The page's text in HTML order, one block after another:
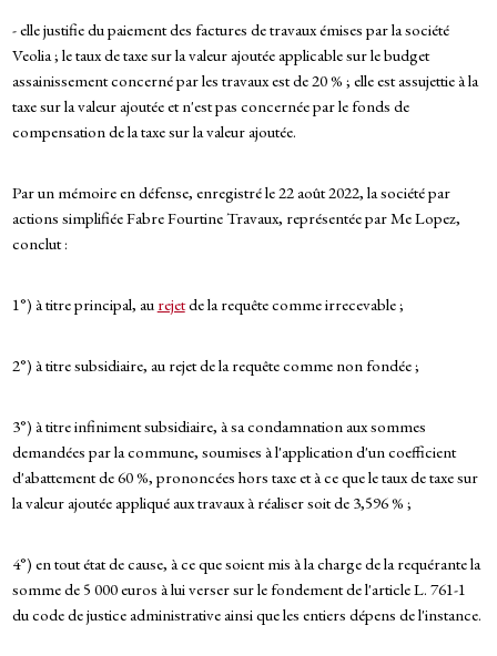
- elle justifie du paiement des factures de travaux émises par la société
Veolia ; le taux de taxe sur la valeur ajoutée applicable sur le budget
assainissement concerné par les travaux est de 20 % ; elle est assujettie à la
taxe sur la valeur ajoutée et n'est pas concernée par le fonds de
compensation de la taxe sur la valeur ajoutée.
Par un mémoire en défense, enregistré le 22 août 2022, la société par
actions simplifiée Fabre Fourtine Travaux, représentée par Me Lopez,
conclut :
1°) à titre principal, au rejetde la requête comme irrecevable ;
2°) à titre subsidiaire, au rejet de la requête comme non fondée ;
3°) à titre infiniment subsidiaire, à sa condamnation aux sommes
demandées par la commune, soumises à l'application d'un coefficient
d'abattement de 60 %, prononcées hors taxe et à ce que le taux de taxe sur
la valeur ajoutée appliqué aux travaux à réaliser soit de 3,596 % ;
4°) en tout état de cause, à ce que soient mis à la charge de la requérante la
somme de 5 000 euros à lui verser sur le fondement de l'article L. 761-1
du code de justice administrative ainsi que les entiers dépens de l'instance.